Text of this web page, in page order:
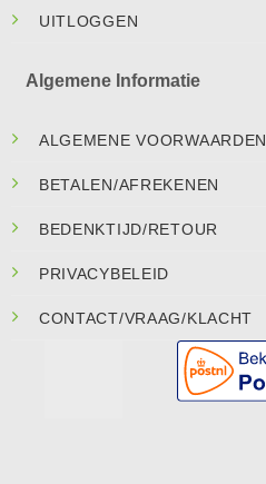
UITLOGGEN
Algemene Informatie
ALGEMENE VOORWAARDEN
BETALEN/AFREKENEN
BEDENKTIJD/RETOUR
PRIVACYBELEID
CONTACT/VRAAG/KLACHT